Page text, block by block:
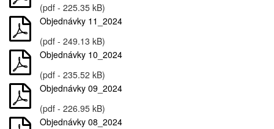
(pdf - 225.35 kB)
Objednávky 11_2024
(pdf - 249.13 kB)
Objednávky 10_2024
(pdf - 235.52 kB)
Objednávky 09_2024
(pdf - 226.95 kB)
Objednávky 08_2024